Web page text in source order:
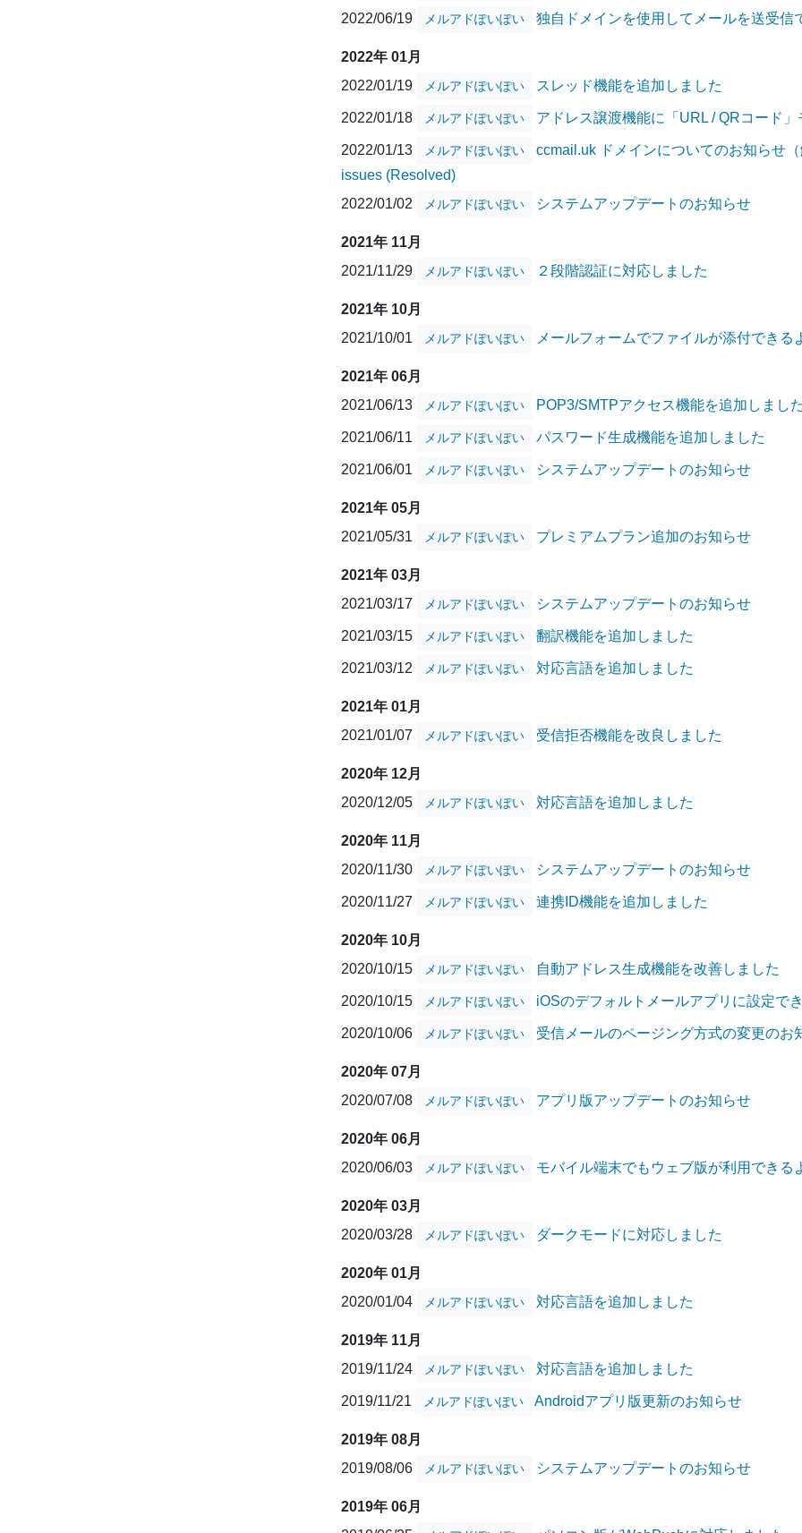
2022/06/19 メルアドぽいぽい 独自ドメインを使用してメールを送受信
2022年 01月
2022/01/19
メルアドぽいぽい スレッド機能を追加しました
2022/01/18 メルアドぽいぽい アドレス譲渡機能に「URL / QRコード
2022/01/13 メルアドぽいぽい
ccmail.uk ドメインについてのお知らせ
issues (Resolved)
2022/01/02
メルアドぽいぽい システムアップデートのお知らせ
2021年 11月
2021/11/29
メルアドぽいぽい ２段階認証に対応しました
2021年 10月
2021/10/01
メルアドぽいぽい メールフォームでファイルが添付できる
2021年 06月
2021/06/13
メルアドぽいぽい POP3/SMTPアクセス機能を追加しました
2021/06/11 メルアドぽいぽい パスワード生成機能を追加しました
2021/06/01 メルアドぽいぽい システムアップデートのお知らせ
2021年 05月
2021/05/31
メルアドぽいぽい プレミアムプラン追加のお知らせ
2021年 03月
2021/03/17
メルアドぽいぽい システムアップデートのお知らせ
2021/03/15 メルアドぽいぽい 翻訳機能を追加しました
2021/03/12 メルアドぽいぽい 対応言語を追加しました
2021年 01月
2021/01/07
メルアドぽいぽい 受信拒否機能を改良しました
2020年 12月
2020/12/05
メルアドぽいぽい 対応言語を追加しました
2020年 11月
2020/11/30
メルアドぽいぽい システムアップデートのお知らせ
2020/11/27 メルアドぽいぽい 連携ID機能を追加しました
2020年 10月
2020/10/15
メルアドぽいぽい 自動アドレス生成機能を改善しました
2020/10/15 メルアドぽいぽい iOSのデフォルトメールアプリに設定で
2020/10/06 メルアドぽいぽい 受信メールのページング方式の変更のお
2020年 07月
2020/07/08
メルアドぽいぽい アプリ版アップデートのお知らせ
2020年 06月
2020/06/03
メルアドぽいぽい モバイル端末でもウェブ版が利用できる
2020年 03月
2020/03/28
メルアドぽいぽい ダークモードに対応しました
2020年 01月
2020/01/04
メルアドぽいぽい 対応言語を追加しました
2019年 11月
2019/11/24
メルアドぽいぽい 対応言語を追加しました
2019/11/21 メルアドぽいぽい Androidアプリ版更新のお知らせ
2019年 08月
2019/08/06
メルアドぽいぽい システムアップデートのお知らせ
2019年 06月